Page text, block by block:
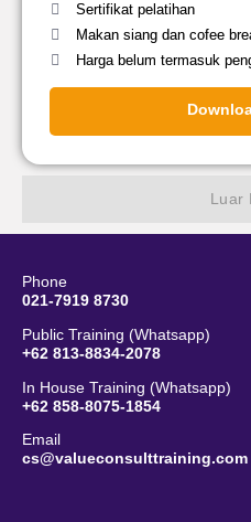
Luar
Sertifikat pelatihan
Makan siang dan cofee
Harga belum termasuk
Phone
021-7919 8730
Public Training (Whatsapp)
+62 813-8834-2078
In House Training (Whatsapp)
+62 858-8075-1854
Email
cs@valueconsulttraining.com